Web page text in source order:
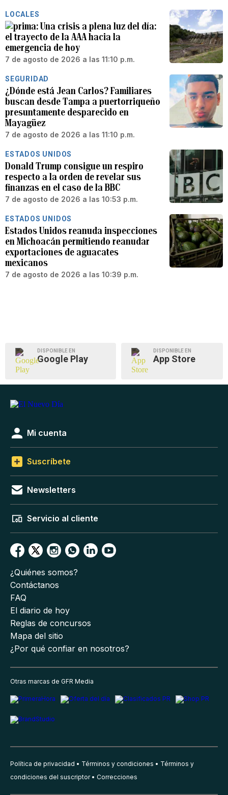
LOCALES
Una crisis a plena luz del día:
el trayecto de la AAA hacia la
emergencia de hoy
7 de agosto de 2026 a las 11:10 p.m.
SEGURIDAD
¿Dónde está Jean Carlos? Familiares
buscan desde Tampa a puertorriqueño
presuntamente desparecido en
Mayagüez
7 de agosto de 2026 a las 11:10 p.m.
ESTADOS UNIDOS
Donald Trump consigue un respiro
respecto a la orden de revelar sus
finanzas en el caso de la BBC
7 de agosto de 2026 a las 10:53 p.m.
ESTADOS UNIDOS
Estados Unidos reanuda inspecciones
en Michoacán permitiendo reanudar
exportaciones de aguacates
mexicanos
7 de agosto de 2026 a las 10:39 p.m.
DISPONIBLE EN
Google Play
DISPONIBLE EN
App Store
Mi cuenta
Suscríbete
Newsletters
Servicio al cliente
¿Quiénes somos?
Contáctanos
FAQ
El diario de hoy
Reglas de concursos
Mapa del sitio
¿Por qué confiar en nosotros?
Otras marcas de GFR Media
Política de privacidad Términos y condiciones
Términos y
condiciones del suscriptor
Correcciones